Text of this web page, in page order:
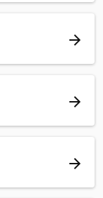
arrow_forward
arrow_forward
arrow_forward